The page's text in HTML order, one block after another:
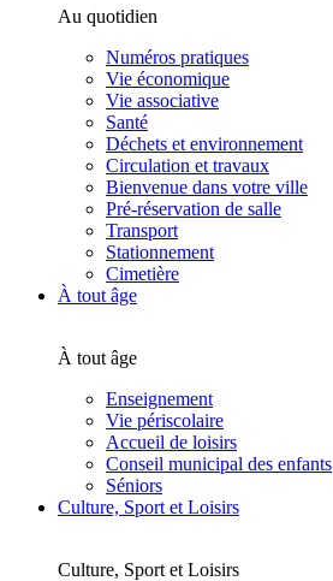
Au quotidien
Numéros pratiques
Vie économique
Vie associative
Santé
Déchets et environnement
Circulation et travaux
Bienvenue dans votre ville
Pré-réservation de salle
Transport
Stationnement
Cimetière
À tout âge
À tout âge
Enseignement
Vie périscolaire
Accueil de loisirs
Conseil municipal des enfants
Séniors
Culture, Sport et Loisirs
Culture, Sport et Loisirs